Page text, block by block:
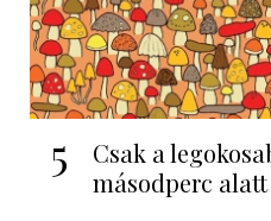
5
Csak a
másodperc